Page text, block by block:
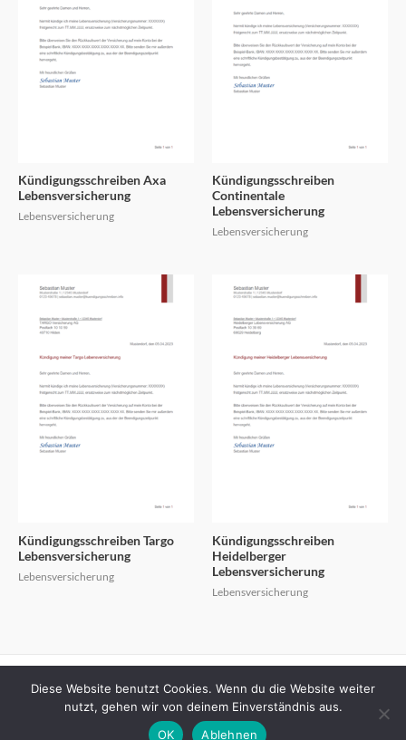
Kündigungsschreiben Axa
Lebensversicherung
Lebensversicherung
Kündigungsschreiben
Continentale
Lebensversicherung
Lebensversicherung
Kündigungsschreiben Targo
Lebensversicherung
Lebensversicherung
Kündigungsschreiben
Heidelberger
Lebensversicherung
Lebensversicherung
Copyright © 2026Kuendigungsschreiben.info
Impressum
Diese Website benutzt Cookies. Wenn du die Website weiter
nutzt, gehen wir von deinem Einverständnis aus.
OK
Ablehnen